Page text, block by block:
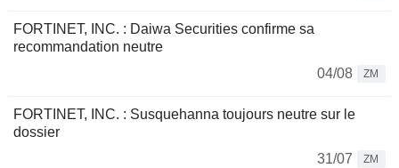
FORTINET, INC. : Daiwa Securities confirme sa
recommandation neutre
04/08
ZM
FORTINET, INC. : Susquehanna toujours neutre sur le
dossier
31/07
ZM